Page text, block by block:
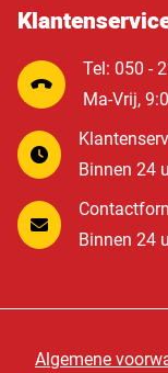
Tel: 050 -
Ma-Vrij,
Binnen 24
Binnen 24
Algemene